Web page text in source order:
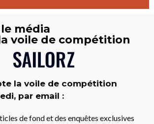
média
voile de compétition
la voile de compétition
par email :
de fond et des enquêtes exclusives